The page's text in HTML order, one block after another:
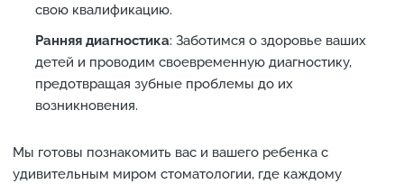
свою квалификацию.
Ранняя диагностика: Заботимся о здоровье ваших
детей и проводим своевременную диагностику,
предотвращая зубные проблемы до их
возникновения.
Мы готовы познакомить вас и вашего ребенка с
удивительным миром стоматологии, где каждому